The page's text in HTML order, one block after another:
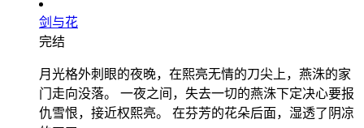
剑与花
完结
月光格外刺眼的夜晚，在熙亮无情的刀尖上，燕洙的家
门走向没落。 一夜之间，失去一切的燕洙下定决心要报
仇雪恨，接近权熙亮。 在芬芳的花朵后面，湿透了阴凉